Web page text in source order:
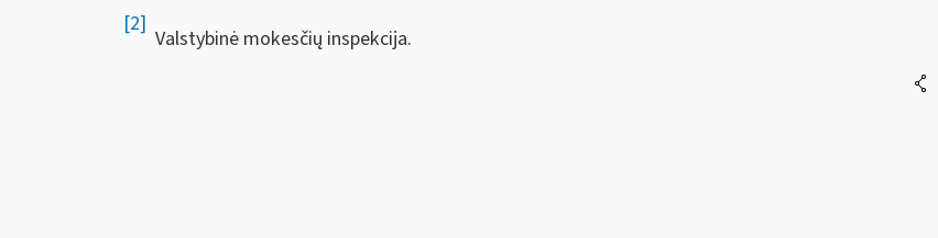
[2]
Valstybinė mokesčių inspekcija.